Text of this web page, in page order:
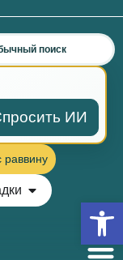
ИИ
поиск
раввину